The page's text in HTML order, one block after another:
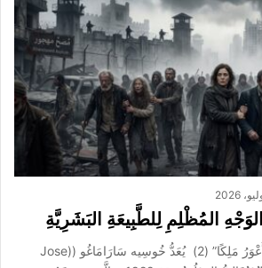
المُظْلِمِ لِلطَّبِيعَةِ البَشَرِيَّةِ
“فِي بَلَدِ العُمْيَانِ يَصِيرُ الأَعْوَرُ مَلِكًا” (2) يُعَدُّ خُوسِيه سَارَامَاغُو ((Jose